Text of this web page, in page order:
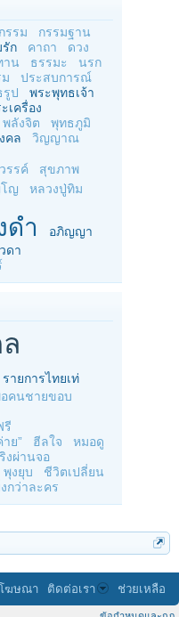
รรม
กรรมฐาน
รัก คาถา
ดวง
าน ธรรมะ
นรก
ประสบการณ์
รูป
พระพุทธเจ้า
เครื่อง
พลังจิต
พุทธภูมิ
คล วิญญาณ
รรค์
สุขภาพ
ญ
หลวงปู่ทิม
ดำ
อภิญญา
ดา
รายการไทยเท่
อคนชายขอบ
รี
ย”
ฮีลใจ
หมอดู
งผ่านจอ
พุงยุบ
ชีวิตเปลี่ยน
กว่าละคร
ฆษณา ติดต่อเรา ช่วยเหลือ